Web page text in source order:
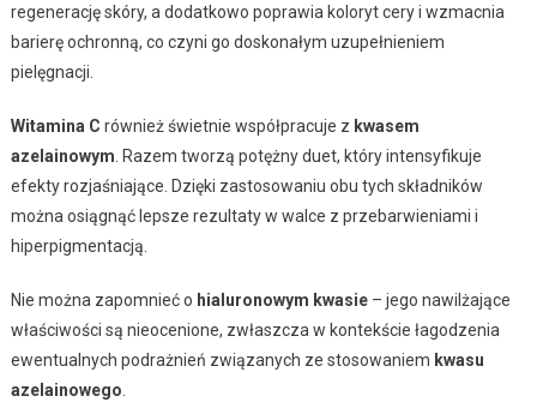
regenerację skóry, a dodatkowo poprawia koloryt cery i wzmacnia
barierę ochronną, co czyni go doskonałym uzupełnieniem
pielęgnacji.
Witamina C również świetnie współpracuje z kwasem
azelainowym . Razem tworzą potężny duet, który intensyfikuje
efekty rozjaśniające. Dzięki zastosowaniu obu tych składników
można osiągnąć lepsze rezultaty w walce z przebarwieniami i
hiperpigmentacją.
Nie można zapomnieć o hialuronowym kwasie– jego nawilżające
właściwości są nieocenione, zwłaszcza w kontekście łagodzenia
ewentualnych podrażnień związanych ze stosowaniem kwasu
azelainowego